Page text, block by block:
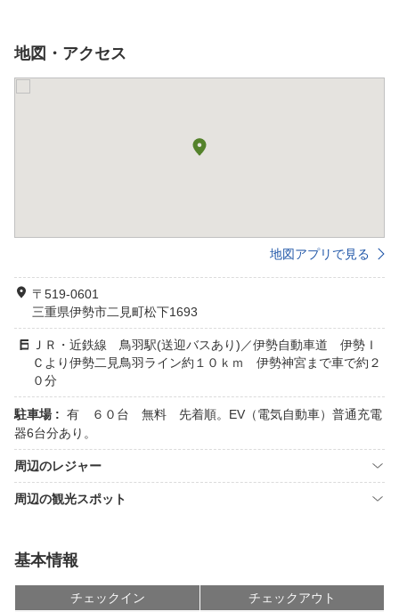
地図・アクセス
地図アプリで見る
〒519-0601
三重県伊勢市二見町松下1693
ＪＲ・近鉄線 鳥羽駅(送迎バスあり)／伊勢自動車道 伊勢Ｉ
Ｃより伊勢二見鳥羽ライン約１０ｋｍ 伊勢神宮まで車で約２
０分
駐車場 : 有 ６０台 無料 先着順。EV（電気自動車）普通充電
器6台分あり。
周辺のレジャー
周辺の観光スポット
基本情報
チェックイン
チェックアウト